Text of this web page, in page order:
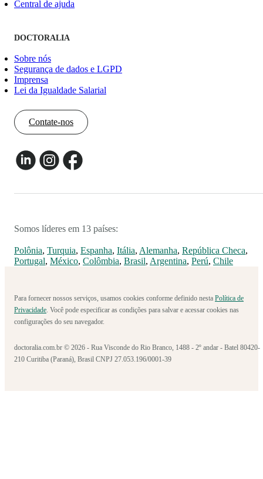
Central de ajuda
DOCTORALIA
Sobre nós
Segurança de dados e LGPD
Imprensa
Lei da Igualdade Salarial
Contate-nos
Somos líderes em 13 países:
Polônia, Turquia, Espanha, Itália, Alemanha, República Checa,
Portugal, México, Colômbia, Brasil, Argentina, Perú, Chile
Para fornecer nossos serviços, usamos cookies conforme definido nesta Política de
Privacidade. Você pode especificar as condições para salvar e acessar cookies nas
configurações do seu navegador.
doctoralia.com.br © 2026 - Rua Visconde do Rio Branco, 1488 - 2º andar - Batel 80420-
210 Curitiba (Paraná), Brasil CNPJ 27.053.196/0001-39